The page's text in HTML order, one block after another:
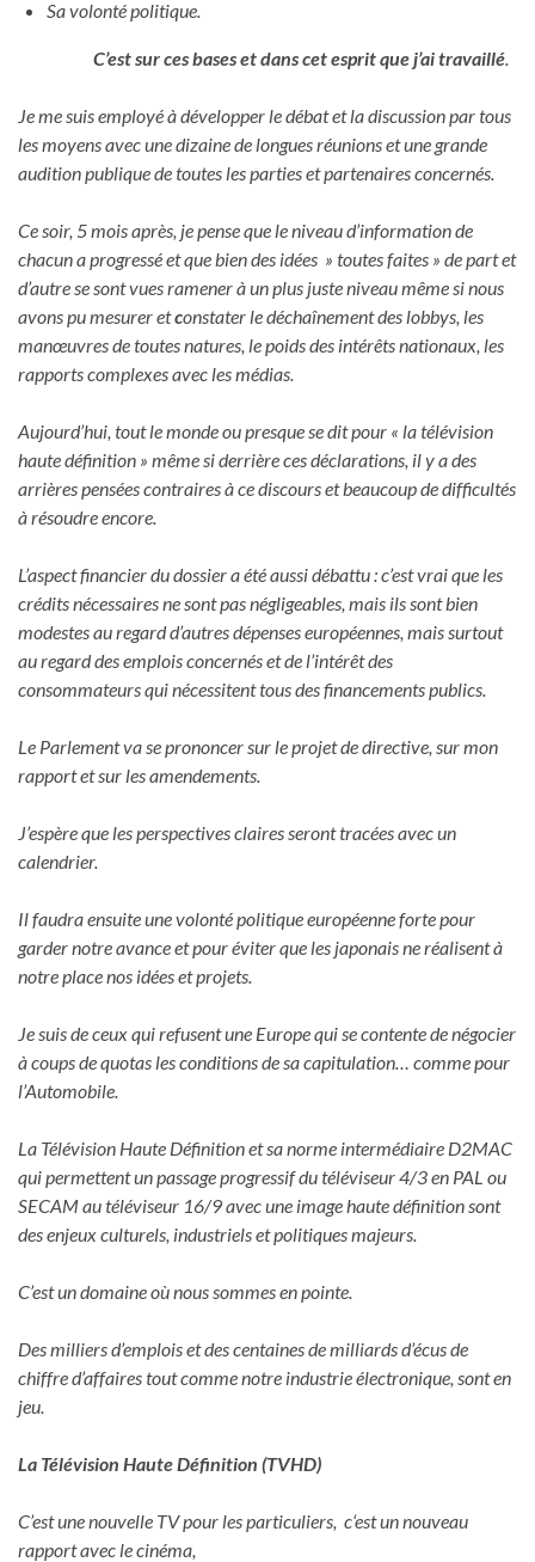
Sa volonté politique.
C’est sur ces bases et dans cet espritque j’ai travaillé.
Je me suis employé à développer le débat et la discussion par tous
les moyens avec une dizaine de longues réunions et une grande
audition publique de toutes les parties et partenaires concernés.
Ce soir, 5 mois après, je pense que le niveau d’information de
chacun a progressé et que bien des idées » toutes faites » de part et
d’autre se sont vues ramener à un plus juste niveau même si nous
avons pu mesurer etconstater le déchaînement des lobbys, les
manœuvres de toutes natures, le poids des intérêts nationaux, les
rapports complexes avec les médias.
Aujourd’hui, tout le monde ou presque se dit pour « la télévision
haute définition » même si derrière ces déclarations, il y a des
arrières pensées contraires à ce discours et beaucoup de difficultés
à résoudre encore.
L’aspect financier du dossier a été aussi débattu : c’est vrai que les
crédits nécessaires ne sont pas négligeables, mais ils sont bien
modestes au regard d’autres dépenses européennes, mais surtout
au regard des emplois concernés et de l’intérêt des
consommateurs qui nécessitent tous des financements publics.
Le Parlement va se prononcer sur le projet de directive, sur mon
rapport et sur les amendements.
J’espère que les perspectives claires seront tracées avec un
calendrier.
Il faudra ensuite une volonté politique européenne forte pour
garder notre avance et pour éviter que les japonais ne réalisent à
notre place nos idées et projets.
Je suis de ceux qui refusent une Europe qui se contente de négocier
à coups de quotas les conditions de sa capitulation… comme pour
l’Automobile.
La Télévision Haute Définition et sa norme intermédiaire D2MAC
qui permettent un passage progressif du téléviseur 4/3 en PAL ou
SECAM au téléviseur 16/9 avec une image haute définition sont
des enjeux culturels, industriels et politiques majeurs.
C’est un domaine où nous sommes en pointe.
Des milliers d’emplois et des centaines de milliards d’écus de
chiffre d’affaires tout comme notre industrie électronique, sont en
jeu.
La Télévision Haute Définition (TVHD)
C’est une nouvelle TV pour les particuliers, c‘est un nouveau
rapport avec le cinéma,